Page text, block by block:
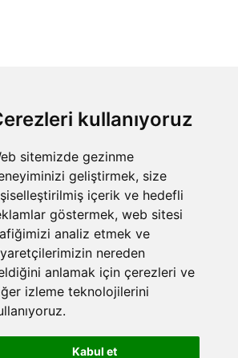
kullanıyoruz
sitemizde gezinme
geliştirmek, size
içerik ve hedefli
göstermek, web sitesi
analiz etmek ve
nereden
anlamak için çerezleri ve
izleme teknolojilerini
Kabul et